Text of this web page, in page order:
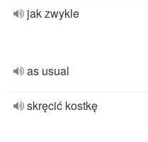
jak zwykle
as usual
skręcić kostkę